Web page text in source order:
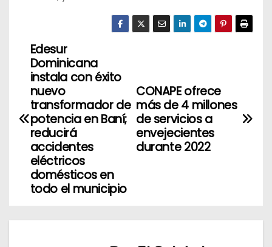
N
e
CONAPE ofrece
más de 4 millones
de servicios a
envejecientes
durante 2022
Edesur
Dominicana
instala con éxito
nuevo
transformador de
potencia en Baní;
reducirá
accidentes
eléctricos
domésticos en
todo el municipio